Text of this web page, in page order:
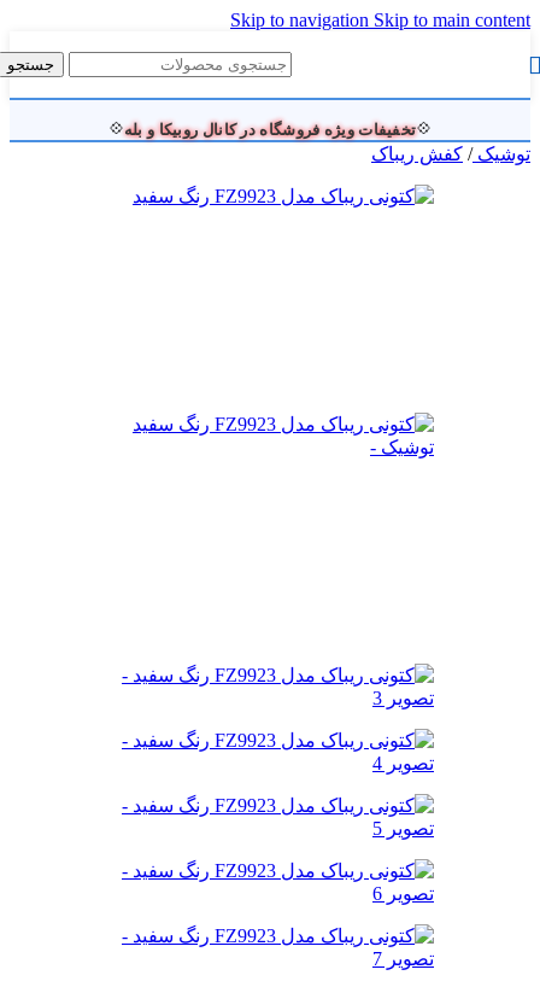
Skip to navigation Skip to main content
جستجو
💠تخفیفات ویژه فروشگاه در کانال روبیکا و بله💠
توشیک/ کفش ریباک